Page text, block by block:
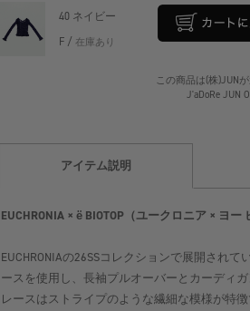
40 ネイビー
F / 在庫あり
この商品は(株)JUN
J'aDoRe JUN
アイテム説明
EUCHRONIA × ё BIOTOP（ユークロニア × ヨー
EUCHRONIAの26SSコレクションで展開され
ースを使用し、長袖プルオーバーとカーディガ
レースはストライプのような繊細な模様が特